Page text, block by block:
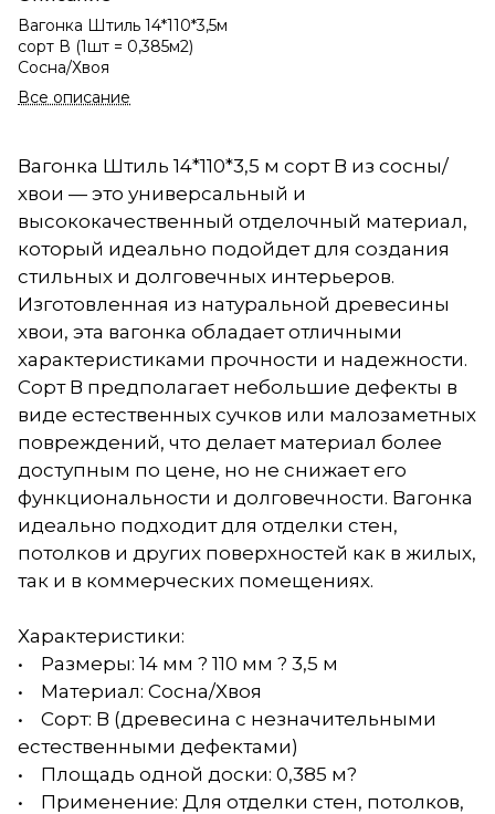
Вагонка Штиль 14*110*3,5м
сорт В (1шт = 0,385м2)
Сосна/Хвоя
Все описание
Вагонка Штиль 14*110*3,5 м сорт В из сосны/
хвои — это универсальный и
высококачественный отделочный материал,
который идеально подойдет для создания
стильных и долговечных интерьеров.
Изготовленная из натуральной древесины
хвои, эта вагонка обладает отличными
характеристиками прочности и надежности.
Сорт В предполагает небольшие дефекты в
виде естественных сучков или малозаметных
повреждений, что делает материал более
доступным по цене, но не снижает его
функциональности и долговечности. Вагонка
идеально подходит для отделки стен,
потолков и других поверхностей как в жилых,
так и в коммерческих помещениях.
Характеристики:
• Размеры: 14 мм ? 110 мм ? 3,5 м
• Материал: Сосна/Хвоя
• Сорт: В (древесина с незначительными
естественными дефектами)
• Площадь одной доски: 0,385 м?
• Применение: Для отделки стен, потолков,